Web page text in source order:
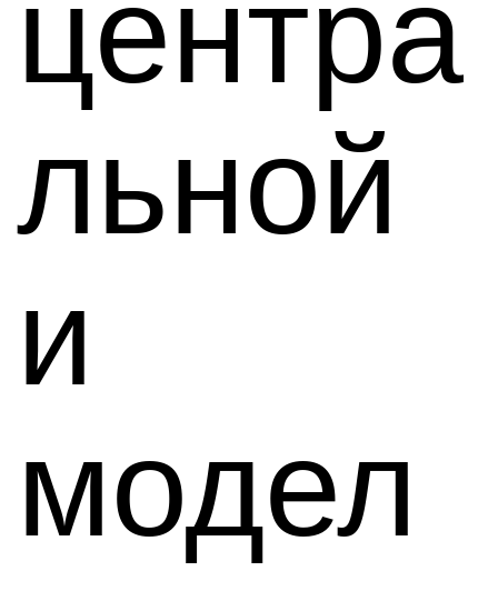
центра
льной
и
модел